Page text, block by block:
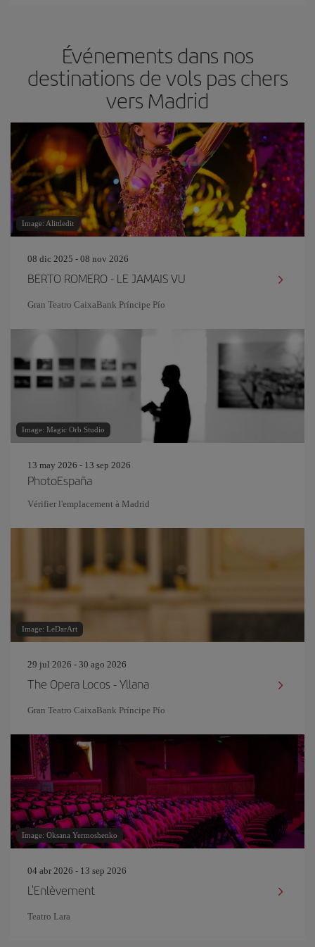
Événements dans nos
destinations de vols pas chers
vers Madrid
Image: Alittledit
08 dic 2025 - 08 nov 2026
BERTO ROMERO - LE JAMAIS VU
Gran Teatro CaixaBank Príncipe Pío
Image: Magic Orb Studio
13 may 2026 - 13 sep 2026
PhotoEspaña
Vérifier l'emplacement à Madrid
Image: LeDarArt
29 jul 2026 - 30 ago 2026
The Opera Locos - Yllana
Gran Teatro CaixaBank Príncipe Pío
Image: Oksana Yermoshenko
04 abr 2026 - 13 sep 2026
L'Enlèvement
Teatro Lara